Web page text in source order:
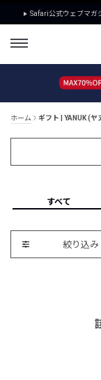
Safari公式ウェブマガ
ホーム ギフト | YANUK (ヤ
すべて
絞り込み